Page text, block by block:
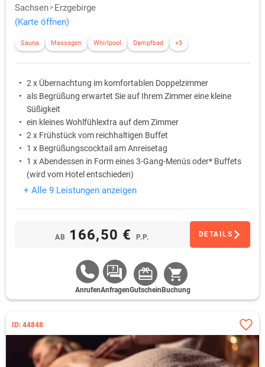
Sachsen
Erzgebirge
(Karte öffnen)
Sauna Massagen Whirlpool Dampfbad +3
2 x Übernachtung im komfortablen Doppelzimmer
als Begrüßung erwartet Sie auf Ihrem Zimmer eine kleine
Süßigkeit
ein kleines Wohlfühlextra auf dem Zimmer
2 x Frühstück vom reichhaltigen Buffet
1 x Begrüßungscocktail am Anreisetag
1 x Abendessen in Form eines 3-Gang-Menüs oder* Buffets
(wird vom Hotel entschieden)
+ Alle 9 Leistungen anzeigen
AB 166,50 € P.P. DETAILS
AnrufenAnfragenGutschein Buchung
ID: 44848